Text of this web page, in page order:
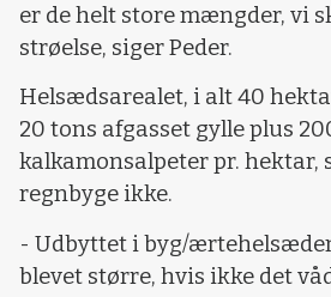
er de helt store mængder, vi
strøelse, siger Peder.
Helsædsarealet, i alt 40
20 tons afgasset gylle plus
kalkamonsalpeter pr. hektar,
regnbyge ikke.
- Udbyttet i byg/
blevet større, hvis ikke det